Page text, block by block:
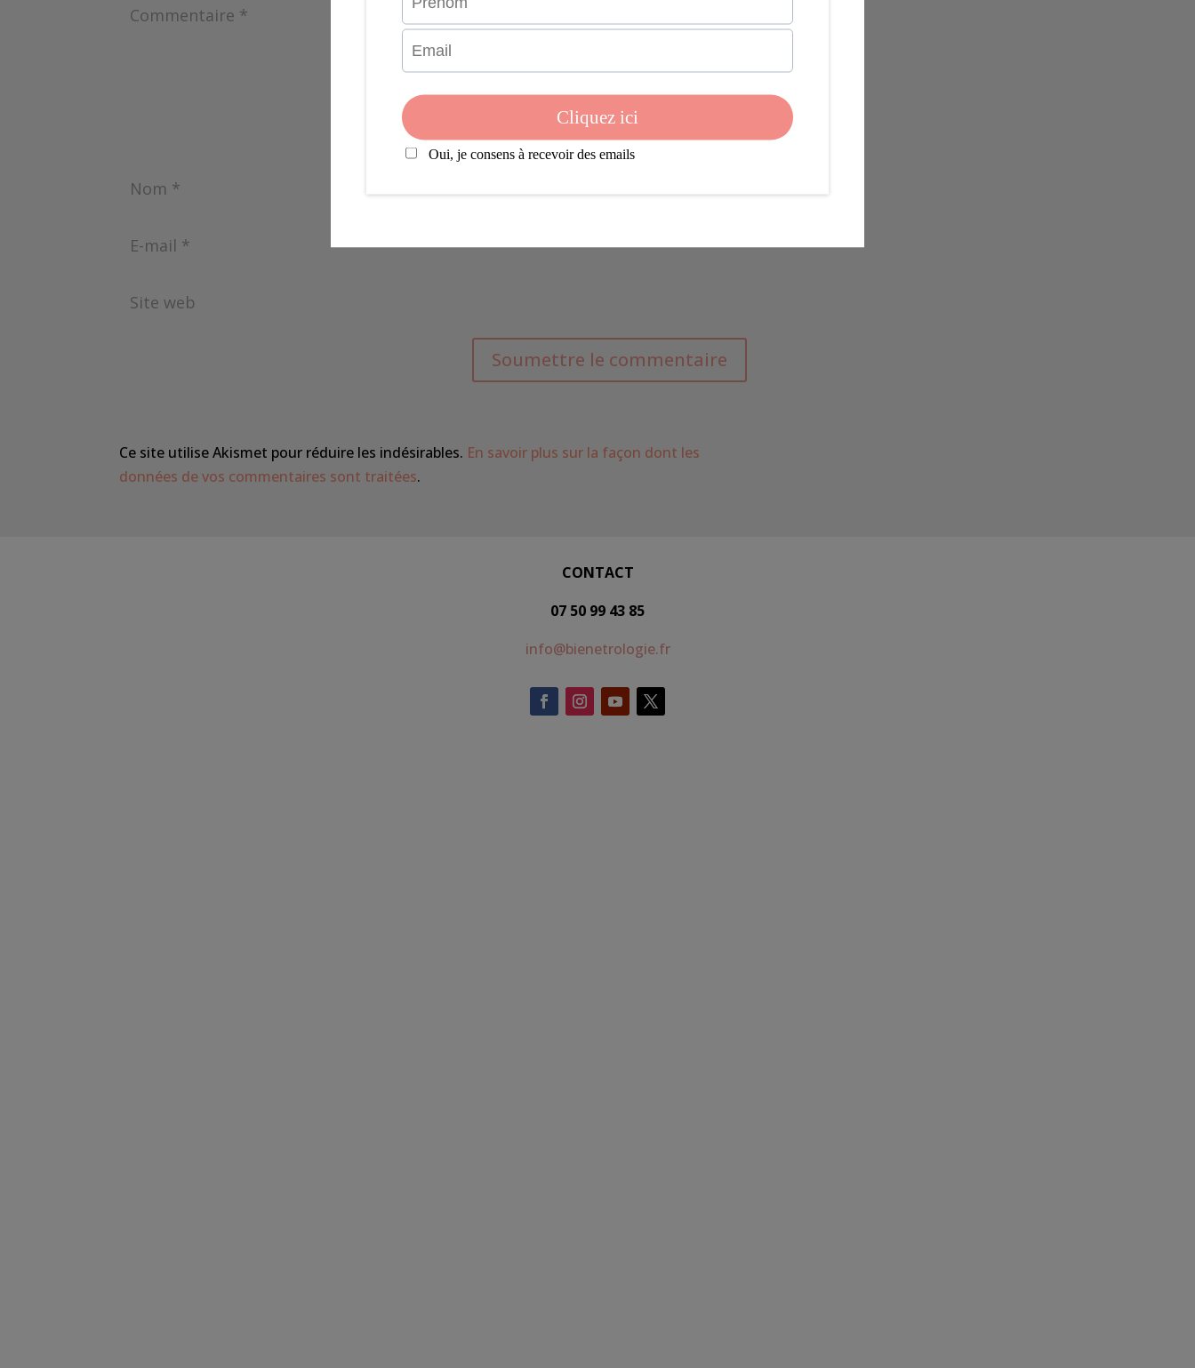
Soumettre le commentaire
Ce site utilise Akismet pour réduire les indésirables. En savoir plus sur la façon dont les
données de vos commentaires sont traitées.
CONTACT
07 50 99 43 85
info@bienetrologie.fr